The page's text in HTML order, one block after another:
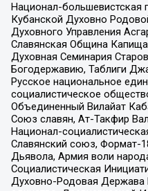
Национал-большевистская
Кубанской Духовно
Духовного Управления
Славянская Община
Духовная Семинария
Богодержавию, Таблиги
Русское национальное
социалистическое
Объединенный Вилайат
Союз славян, Ат-Такфир
Национал-
Славянский союз, Формат-
Дьявола, Армия воли
Социалистическая
Духовно-Родовая Держава